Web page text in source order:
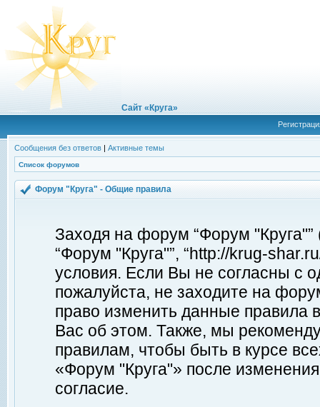
Сайт «Круга»
Сообщения без ответов | Активные темы
Список форумов
Форум "Круга" - Общие правила
Заходя на форум “Форум
“Форум "Круга"”, “http://krug-
условия. Если Вы не согласны с
пожалуйста, не заходите на
право изменить данные правила
Вас об этом. Также, мы
правилам, чтобы быть в курсе
«Форум "Круга"» после
согласие.